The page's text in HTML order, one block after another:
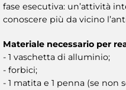
fase esecutiva: un’attività
conoscere più da vicino
Materiale necessario per
- 1 vaschetta di alluminio;
- forbici;
- 1 matita e 1 penna (se non